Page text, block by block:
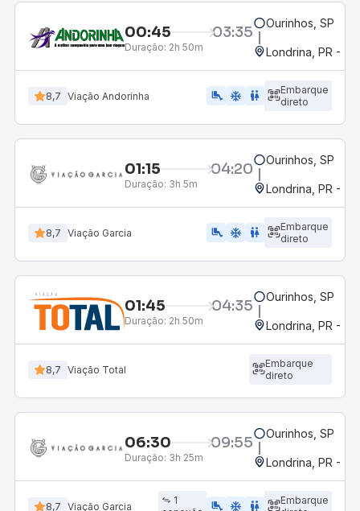
00:45 03:35
Duração: 2h 50m
Ourinhos, SP
Londrina, PR -
8,7 Viação Andorinha airline_seat_legroom_extra ac_unit wc
Embarque
direto
01:15 04:20
Duração: 3h 5m
Ourinhos, SP
Londrina, PR -
8,7 Viação Garcia airline_seat_legroom_extra ac_unit WC
Embarque
direto
01:45 04:35
Duração: 2h 50m
Ourinhos, SP
Londrina, PR -
8,7 Viação Total
Embarque
direto
06:30 09:55
Duração: 3h 25m
Ourinhos, SP
Londrina, PR -
8,7 Viação Garcia
1
airline_seat_legroom_extra ac_unit WC
Embarque